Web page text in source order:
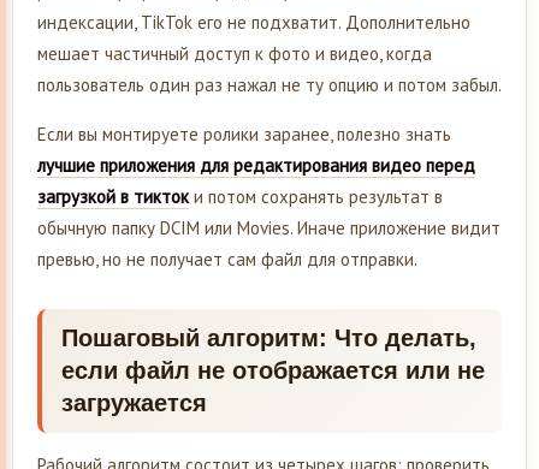
индексации, TikTok его не подхватит. Дополнительно
мешает частичный доступ к фото и видео, когда
пользователь один раз нажал не ту опцию и потом забыл.
Если вы монтируете ролики заранее, полезно знать
лучшие приложения для редактирования видео перед
загрузкой в тиктоки потом сохранять результат в
обычную папку DCIM или Movies. Иначе приложение видит
превью, но не получает сам файл для отправки.
Пошаговый алгоритм: Что делать,
если файл не отображается или не
загружается